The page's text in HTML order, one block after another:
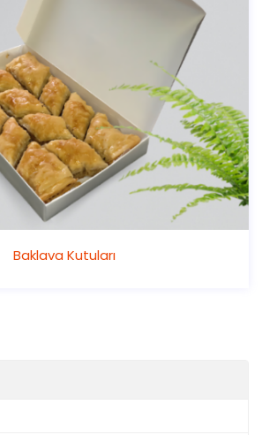
Baklava Kutuları